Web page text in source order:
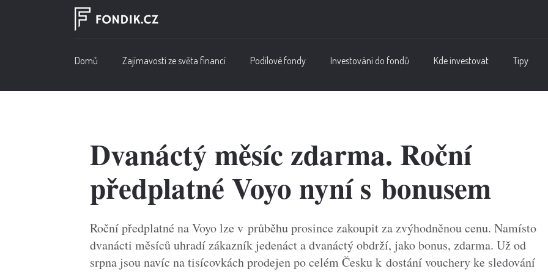
Domů Zajímavosti ze světa financí Podílové fondy Investování do fondů Kde investovat Tipy
Dvanáctý měsíc zdarma. Roční
předplatné Voyo nyní s bonusem
Roční předplatné na Voyo lze v průběhu prosince zakoupit za zvýhodněnou cenu. Namísto
dvanácti měsíců uhradí zákazník jedenáct a dvanáctý obdrží, jako bonus, zdarma. Už od
srpna jsou navíc na tisícovkách prodejen po celém Česku k dostání vouchery ke sledování